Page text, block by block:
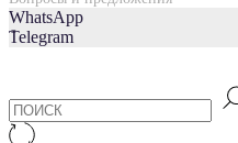
=
WhatsApp
Telegram